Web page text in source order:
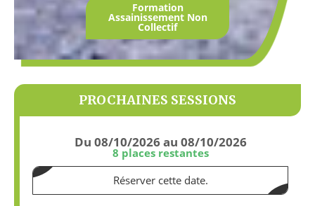
Formation
Assainissement Non
Collectif
PROCHAINES SESSIONS
Du 08/10/2026 au 08/10/2026
8 places restantes
Réserver cette date.